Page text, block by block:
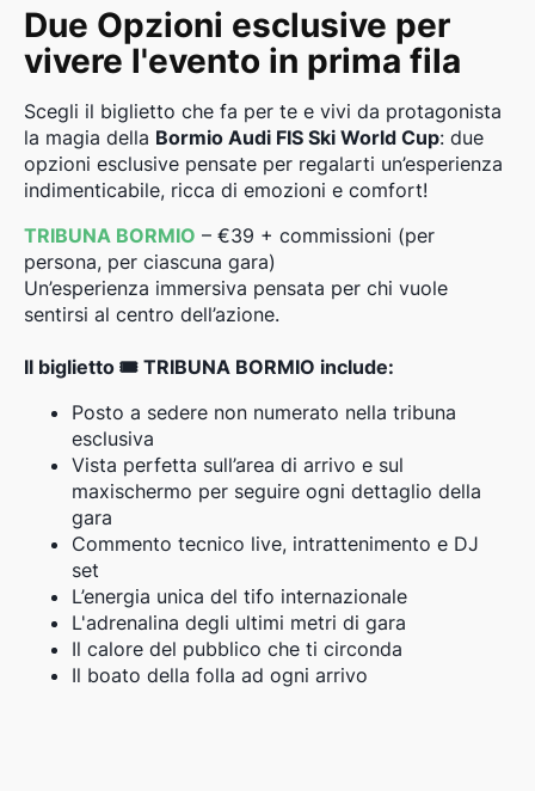
Due Opzioni esclusive per
vivere l'evento in prima fila
Scegli il biglietto che fa per te e vivi da protagonista
la magia della Bormio Audi FIS Ski World Cup: due
opzioni esclusive pensate per regalarti un’esperienza
indimenticabile, ricca di emozioni e comfort!
TRIBUNA BORMIO – €39 + commissioni (per
persona, per ciascuna gara)
Un’esperienza immersiva pensata per chi vuole
sentirsi al centro dell’azione.
Il biglietto 🎟 TRIBUNA BORMIO include:
Posto a sedere non numerato nella tribuna
esclusiva
Vista perfetta sull’area di arrivo e sul
maxischermo per seguire ogni dettaglio della
gara
Commento tecnico live, intrattenimento e DJ
set
L’energia unica del tifo internazionale
L'adrenalina degli ultimi metri di gara
Il calore del pubblico che ti circonda
Il boato della folla ad ogni arrivo